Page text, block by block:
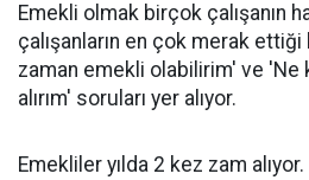
Emekli olmak birçok çalışanın
çalışanların en çok merak ettiği
zaman emekli olabilirim' ve 'Ne
alırım' soruları yer alıyor.
Emekliler yılda 2 kez zam